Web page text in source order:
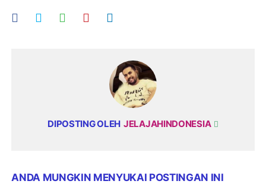
DIPOSTING OLEH JELAJAHINDONESIA
ANDA MUNGKIN MENYUKAI POSTINGAN INI